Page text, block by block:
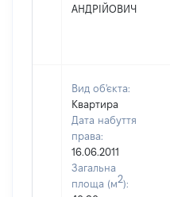
АНДРІЙОВИЧ
Вид об'єкта:
Квартира
Дата набуття
права:
16.06.2011
Загальна
площа (м2):